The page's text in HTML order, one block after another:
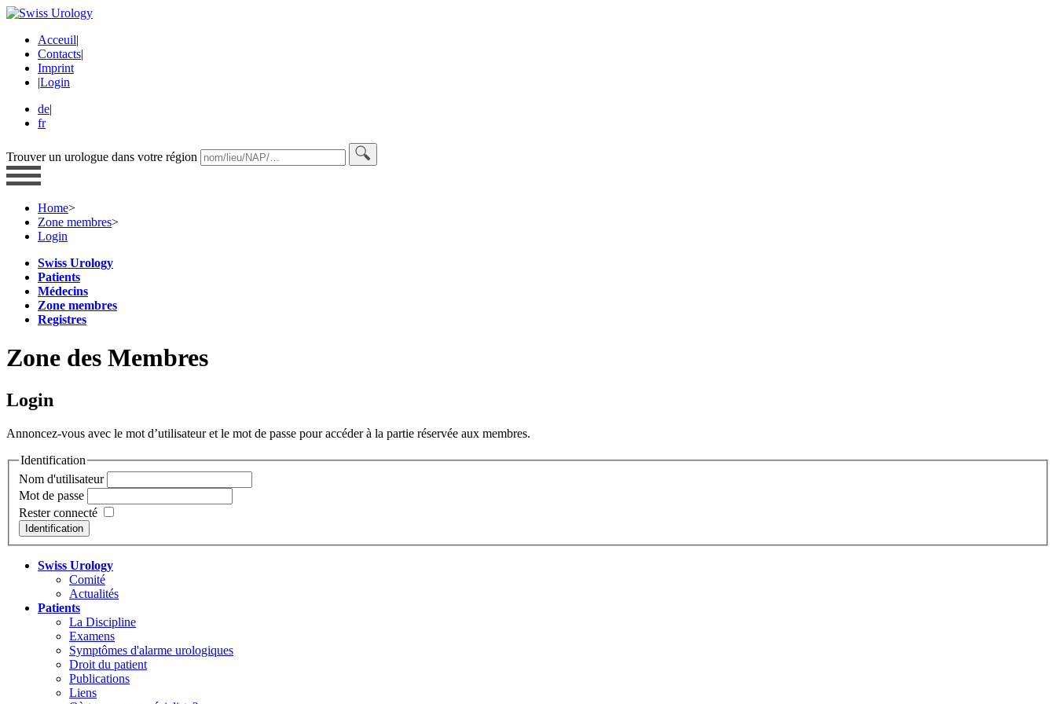
Acceuil|
Contacts|
Imprint
|Login
de|
fr
Trouver un urologue dans votre région
Home>
Zone membres>
Login
Swiss Urology
Patients
Médecins
Zone membres
Registres
Zone des Membres
Login
Annoncez-vous avec le mot d’utilisateur et le mot de passe pour accéder à la partie réservée aux membres.
Identification
Nom d'utilisateur
Mot de passe
Rester connecté
Swiss Urology
Comité
Actualités
Patients
La Discipline
Examens
Symptômes d'alarme urologiques
Droit du patient
Publications
Liens